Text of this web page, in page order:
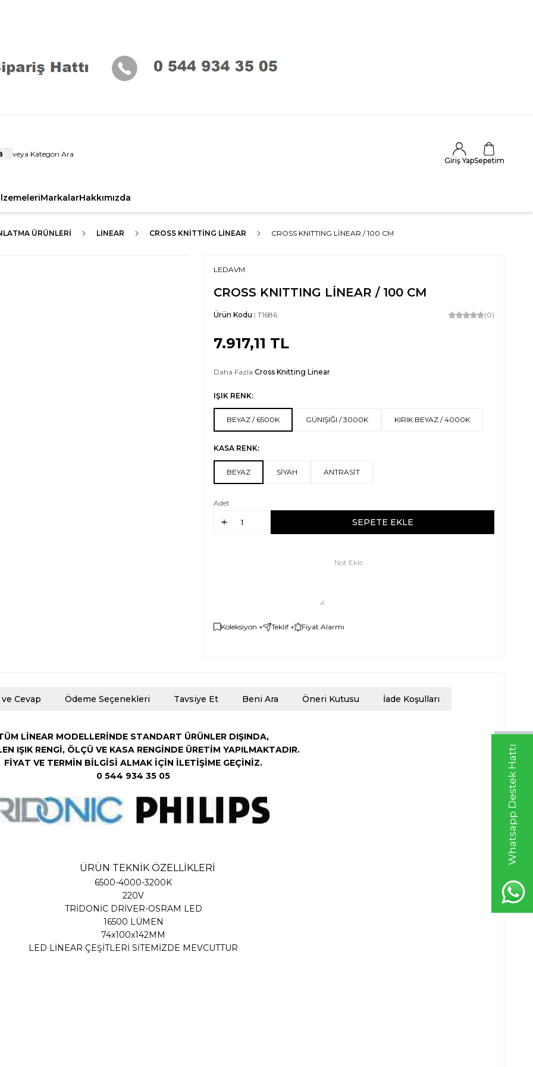
Whatsapp Destek Hattı
Giriş YapSepetim
MarkalarHakkımızda
ÜRÜNLERI LİNEAR CROSS KNITTING LINEAR CROSS KNITTING LİNEAR / 100 CM
LEDAVM
CROSS KNITTING LİNEAR / 100 CM
Ürün Kodu : T1686 (0)
7.917,11 TL
Daha Fazla Cross Knitting Linear
IŞIK RENK:
BEYAZ / 6500K GÜNIŞIĞI / 3000K KIRIK BEYAZ / 4000K
KASA RENK:
BEYAZ SİYAH ANTRASİT
Adet
SEPETE EKLE
Not Ekle
Koleksiyon + Teklif + Fiyat Alarmı
Cevap Ödeme Seçenekleri Tavsiye Et Beni Ara Öneri Kutusu İade Koşulları
LİNEAR MODELLERİNDE STANDART ÜRÜNLER DIŞINDA,
IŞIK RENGİ, ÖLÇÜ VE KASA RENGİNDE ÜRETİM YAPILMAKTADIR.
FİYAT VE TERMİN BİLGİSİ ALMAK İÇİN İLETİŞİME GEÇİNİZ.
0 544 934 35 05
ÜRÜN TEKNİK ÖZELLİKLERİ
6500-4000-3200K
220V
TRİDONİC DRİVER-OSRAM LED
16500 LÜMEN
74x100x142MM
LED LİNEAR ÇEŞİTLERİ SİTEMİZDE MEVCUTTUR